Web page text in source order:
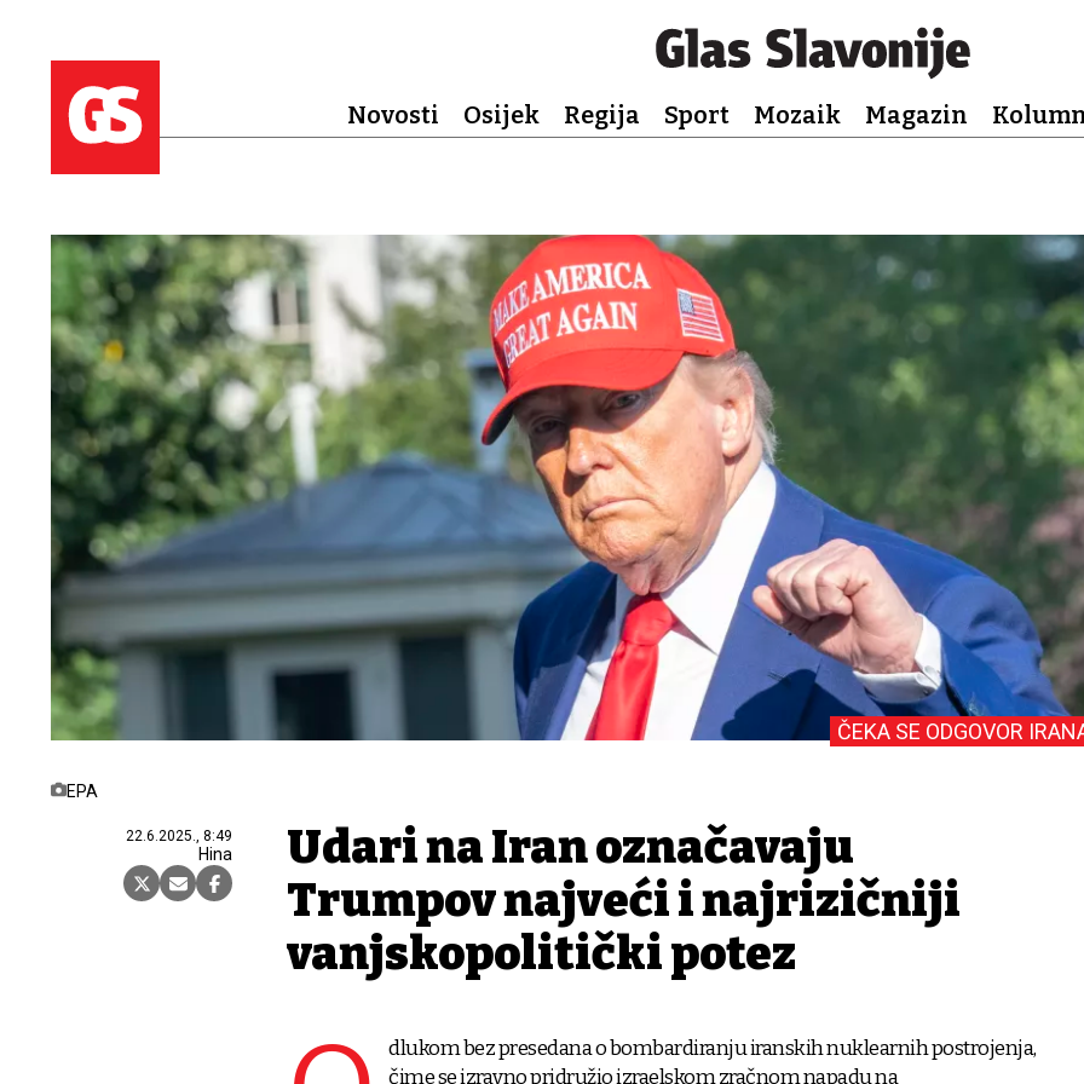
Novosti Osijek Regija Sport Mozaik Magazin
EPA
22.6.2025., 8:49
Hina
ČEKA SE ODGOVOR
Udari na Iran označavaju
Trumpov najveći i najrizičniji
vanjskopolitički potez
dlukom bez presedana o bombardiranju iranskih nuklearnih postrojenja,
čime se izravno pridružio izraelskom zračnom napadu na